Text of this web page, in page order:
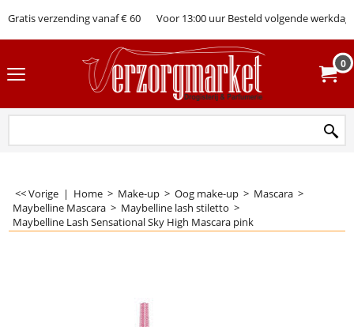
Gratis verzending vanaf € 60 Voor 13:00 uur Besteld volgende werkdag
0
<< Vorige | Home > Make-up > Oog make-up > Mascara >
Maybelline Mascara > Maybelline lash stiletto >
Maybelline Lash Sensational Sky High Mascara pink